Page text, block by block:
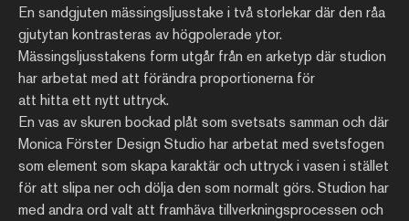
En sandgjuten mässingsljusstake i två storlekar där den råa
gjutytan kontrasteras av högpolerade ytor.
Mässingsljusstakens form utgår från en arketyp där studion
har arbetat med att förändra proportionerna för
att hitta ett nytt uttryck.
En vas av skuren bockad plåt som svetsats samman och där
Monica Förster Design Studio har arbetat med svetsfogen
som element som skapa karaktär och uttryck i vasen i stället
för att slipa ner och dölja den som normalt görs. Studion har
med andra ord valt att framhäva tillverkningsprocessen och